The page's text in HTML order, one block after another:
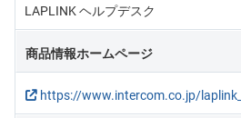
LAPLINK ヘルプデスク
商品情報ホームページ
https://www.intercom.co.jp/